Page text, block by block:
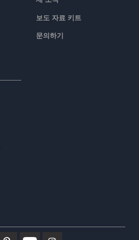
보도 자료 키트
문의하기